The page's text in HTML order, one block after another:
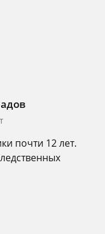
почти 12 лет.